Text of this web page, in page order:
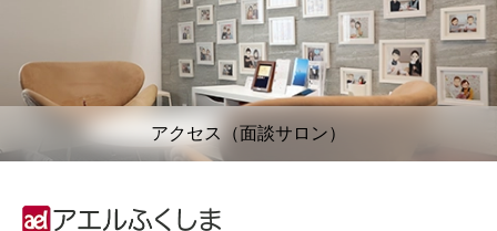
アクセス（面談サロン）